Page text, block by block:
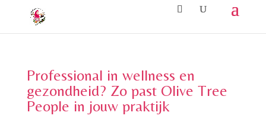
Professional in wellness en
gezondheid? Zo past Olive Tree
People in jouw praktijk